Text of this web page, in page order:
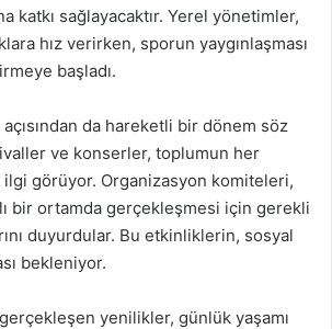
katkı sağlayacaktır. Yerel yönetimler,
hız verirken, sporun yaygınlaşması
başladı.
da hareketli bir dönem söz
ve konserler, toplumun her
görüyor. Organizasyon komiteleri,
bir ortamda gerçekleşmesi için gerekli
duyurdular. Bu etkinliklerin, sosyal
bekleniyor.
yenilikler, günlük yaşamı